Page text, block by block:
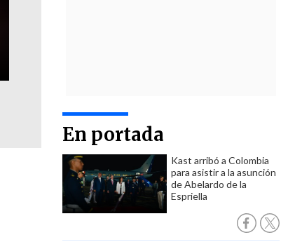
En portada
Kast arribó a Colombia
para asistir a la asunción
de Abelardo de la
Espriella